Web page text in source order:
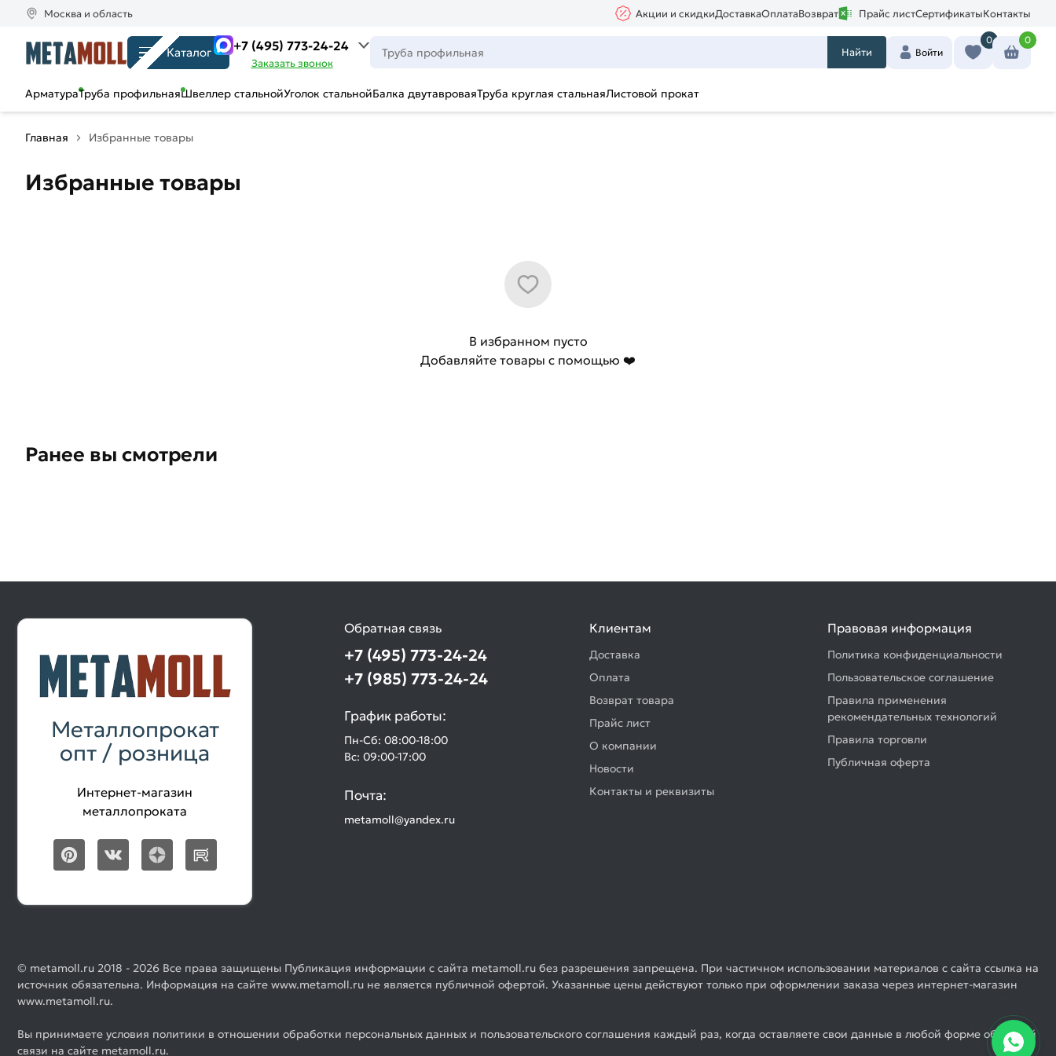
Москва и область Акции и скидкиДоставкаОплатаВозврат Прайс листСертификатыКонтакты
Каталог +7 (495) 773-24-24
Заказать звонок
Найти Войти
0 0
АрматураТруба профильнаяШвеллер стальнойУголок стальнойБалка двутавроваяТруба круглая стальнаяЛистовой прокат
Главная Избранные товары
Избранные товары
В избранном пусто
Добавляйте товары с помощью ❤️
Ранее вы смотрели
Металлопрокат
опт / розница
Интернет-магазин
металлопроката
Обратная связь
+7 (495) 773-24-24
+7 (985) 773-24-24
График работы:
Пн-Сб: 08:00-18:00
Вс: 09:00-17:00
Почта:
metamoll@yandex.ru
Клиентам
Доставка
Оплата
Возврат товара
Прайс лист
О компании
Новости
Контакты и реквизиты
Правовая информация
Политика конфиденциальности
Пользовательское соглашение
Правила применения
рекомендательных технологий
Правила торговли
Публичная оферта
© metamoll.ru 2018 - 2026 Все права защищены Публикация информации с сайта metamoll.ru без разрешения запрещена. При частичном использовании материалов с сайта ссылка на
источник обязательна. Информация на сайте www.metamoll.ru не является публичной офертой. Указанные цены действуют только при оформлении заказа через интернет-магазин
www.metamoll.ru.
Вы принимаете условия политики в отношении обработки персональных данных и пользовательского соглашения каждый раз, когда оставляете свои данные в любой форме обратной
связи на сайте metamoll.ru.